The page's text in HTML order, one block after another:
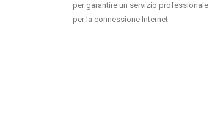
per garantire un servizio professionale
per la connessione Internet